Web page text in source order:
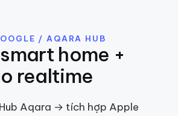
/ AQARA HUB
home +
realtime
Aqara → tích hợp Apple